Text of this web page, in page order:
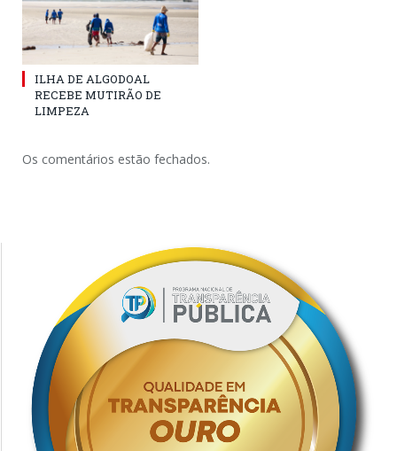
ILHA DE ALGODOAL
RECEBE MUTIRÃO DE
LIMPEZA
Os comentários estão fechados.